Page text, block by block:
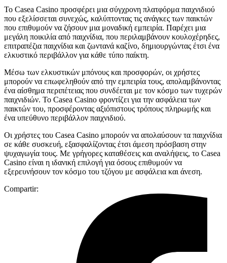
Το Casea Casino προσφέρει μια σύγχρονη πλατφόρμα παιχνιδιού
που εξελίσσεται συνεχώς, καλύπτοντας τις ανάγκες των παικτών
που επιθυμούν να ζήσουν μια μοναδική εμπειρία. Παρέχει μια
μεγάλη ποικιλία από παιχνίδια, που περιλαμβάνουν κουλοχέρηδες,
επιτραπέζια παιχνίδια και ζωντανά καζίνο, δημιουργώντας έτσι ένα
ελκυστικό περιβάλλον για κάθε τύπο παίκτη.
Μέσω των ελκυστικών μπόνους και προσφορών, οι χρήστες
μπορούν να επωφεληθούν από την εμπειρία τους, απολαμβάνοντας
ένα αίσθημα περιπέτειας που συνδέεται με τον κόσμο των τυχερών
παιχνιδιών. Το Casea Casino φροντίζει για την ασφάλεια των
παικτών του, προσφέροντας αξιόπιστους τρόπους πληρωμής και
ένα υπεύθυνο περιβάλλον παιχνιδιού.
Οι χρήστες του Casea Casino μπορούν να απολαύσουν τα παιχνίδια
σε κάθε συσκευή, εξασφαλίζοντας έτσι άμεση πρόσβαση στην
ψυχαγωγία τους. Με γρήγορες καταθέσεις και αναλήψεις, το Casea
Casino είναι η ιδανική επιλογή για όσους επιθυμούν να
εξερευνήσουν τον κόσμο του τζόγου με ασφάλεια και άνεση.
Compartir: